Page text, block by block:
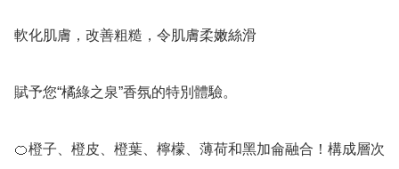
軟化肌膚，改善粗糙，令肌膚柔嫩絲滑
賦予您“橘綠之泉”香氛的特別體驗。
🍊橙子、橙皮、橙葉、檸檬、薄荷和黑加侖融合！構成層次